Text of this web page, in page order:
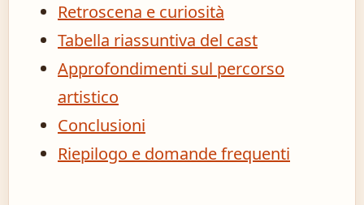
Retroscena e curiosità
Tabella riassuntiva del cast
Approfondimenti sul percorso
artistico
Conclusioni
Riepilogo e domande frequenti